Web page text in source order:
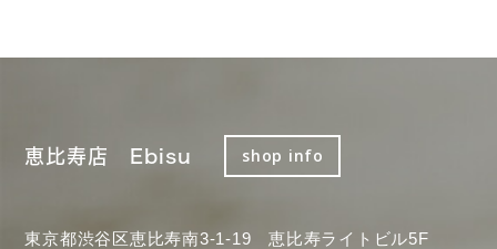
恵比寿店 Ebisu shop info
東京都渋谷区恵比寿南3-1-19 恵比寿ライトビル5F